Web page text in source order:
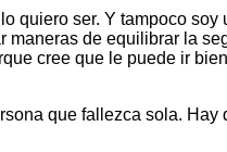
quiero ser. Y tampoco soy
de equilibrar la
cree que le puede ir
que fallezca sola. Hay